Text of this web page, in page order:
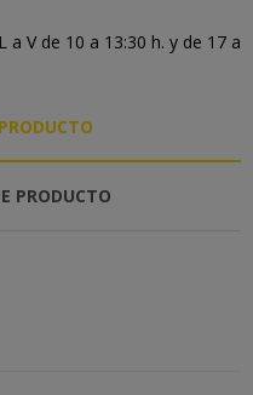
a V de 10 a 13:30 h. y de 17 a
PRODUCTO